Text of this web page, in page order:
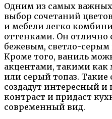
Одним из самых важных
выбор сочетаний
и мебели легко
оттенками. Он отлично
бежевым, светло-
Кроме того, ваниль
акцентами, такими
или серый топаз. Такие
создадут интересный
контраст и придаст
современный вид.